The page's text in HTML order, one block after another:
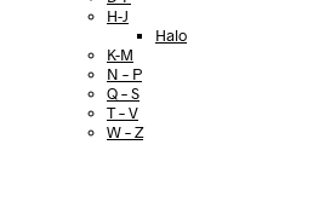
H-J
Halo
K-M
N – P
Q – S
T – V
W – Z